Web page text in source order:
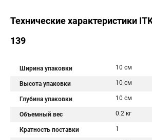
Технические характеристики
139
Ширина упаковки 10 см
Высота упаковки 10 см
Глубина упаковки 10 см
Объемный вес 0.2 кг
Кратность поставки 1